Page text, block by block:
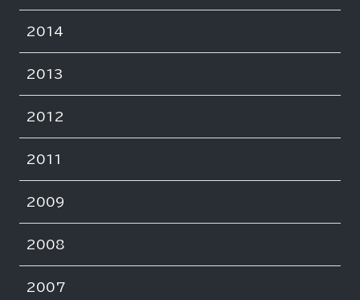
2014
2013
2012
2011
2009
2008
2007